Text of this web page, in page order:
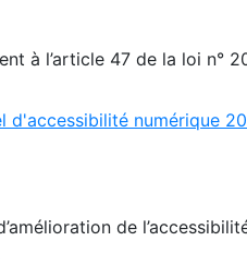
à l’article 47 de la loi n°
d'accessibilité numérique
de